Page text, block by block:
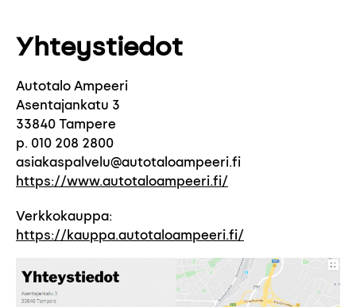
Yhteystiedot
Autotalo Ampeeri
Asentajankatu 3
33840 Tampere
p. 010 208 2800
asiakaspalvelu@autotaloampeeri.fi
https://www.autotaloampeeri.fi/
Verkkokauppa:
https://kauppa.autotaloampeeri.fi/